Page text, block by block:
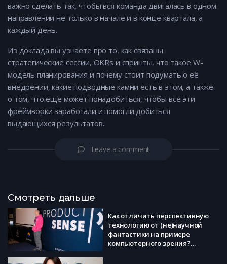
важно сделать так, чтобы вся команда двигалась в одном
направлении не только в начале и в конце квартала, а
каждый день.
Из доклада вы узнаете про то, как связаны
стратегические сессии, OKRs и спринты, что такое W-
модель планирования и почему стоит подумать о её
внедрении, какие подводные камни есть в этом, а также
о том, что ещё может понадобиться, чтобы все эти
фреймворки заработали и помогли добиться
выдающихся результатов.
Leave a comment
Смотреть дальше
Как отличить перспективную
технологию от (не)научной
фантастики на примере
компьютерного зрения?